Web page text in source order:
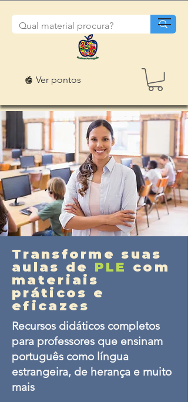
Ver pontos
Transforme suas
aulas de PLE com
materiais
práticos e
eficazes
Recursos didáticos completos
para professores que ensinam
português como língua
estrangeira, de herança e muito
mais